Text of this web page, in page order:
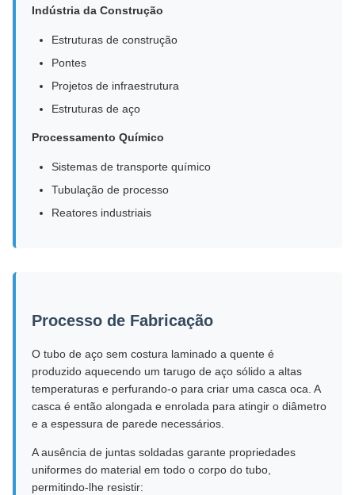
Indústria da Construção
Estruturas de construção
Pontes
Projetos de infraestrutura
Estruturas de aço
Processamento Químico
Sistemas de transporte químico
Tubulação de processo
Reatores industriais
Processo de Fabricação
O tubo de aço sem costura laminado a quente é
produzido aquecendo um tarugo de aço sólido a altas
temperaturas e perfurando-o para criar uma casca oca. A
casca é então alongada e enrolada para atingir o diâmetro
e a espessura de parede necessários.
A ausência de juntas soldadas garante propriedades
uniformes do material em todo o corpo do tubo,
permitindo-lhe resistir: